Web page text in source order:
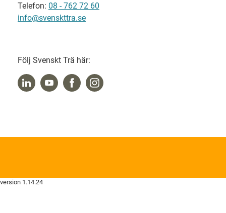
Telefon: 08 - 762 72 60
info@svenskttra.se
Följ Svenskt Trä här:
version 1.14.24